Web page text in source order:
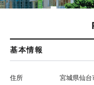
基本情報
住所 宮城県仙台